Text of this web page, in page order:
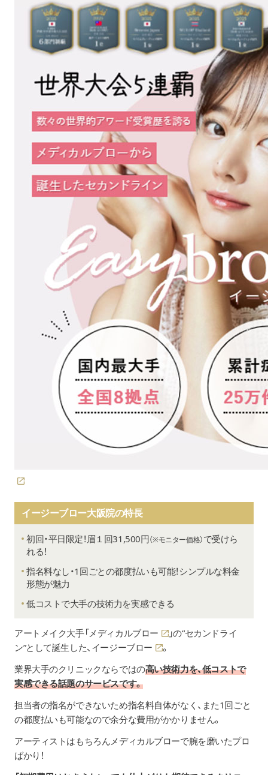
イージーブロー大阪院の特長
初回・平日限定！眉１回31,500円（※モニター価格）で受けら
れる！
指名料なし・1回ごとの都度払いも可能！シンプルな料金
形態が魅力
低コストで大手の技術力を実感できる
アートメイク大手「メディカルブロー
」の“セカンドライ
ン”として誕生した、 イージーブロー
。
業界大手のクリニックならではの高い技術力を、低コストで
実感できる話題のサービスです。
担当者の指名ができないため指名料自体がなく、また1回ごと
の都度払いも可能なので余分な費用がかかりません。
アーティストはもちろんメディカルブローで腕を磨いたプロ
ばかり！